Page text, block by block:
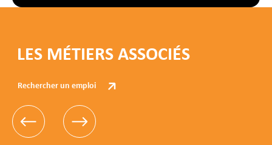
LES MÉTIERS ASSOCIÉS
Rechercher un emploi